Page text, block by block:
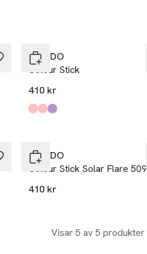
BYREDO
Colour Stick
410 kr
Produkten finns i färgerna:
Demerara
Frosting
Marzipan
BYREDO
Colour Stick Solar Flare 509
410 kr
Visar 5 av 5 produkter